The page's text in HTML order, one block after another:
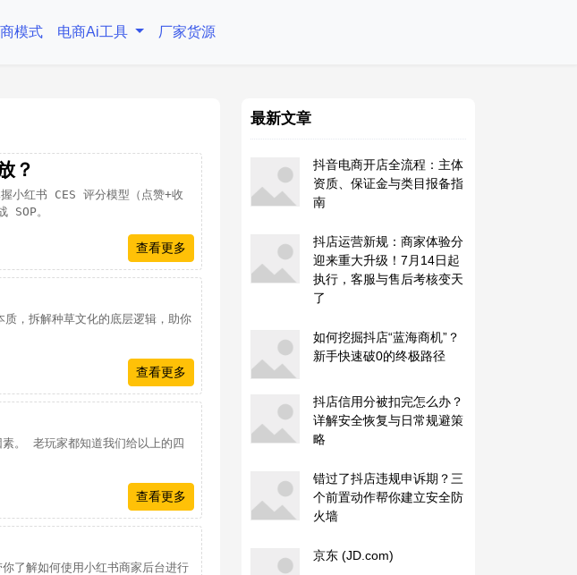
模式 电商Ai工具 厂家货源
？
小红书 CES 评分模型（点赞+收
SOP。
查看更多
，拆解种草文化的底层逻辑，助你
查看更多
。 老玩家都知道我们给以上的四
查看更多
了解如何使用小红书商家后台进行
最新文章
抖音电商开店全流程：主体
资质、保证金与类目报备指
南
抖店运营新规：商家体验分
迎来重大升级！7月14日起
执行，客服与售后考核变天
了
如何挖掘抖店“蓝海商机”？
新手快速破0的终极路径
抖店信用分被扣完怎么办？
详解安全恢复与日常规避策
略
错过了抖店违规申诉期？三
个前置动作帮你建立安全防
火墙
京东 (JD.com)